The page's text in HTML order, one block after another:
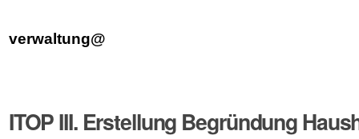
verwaltung@
ITOP III. Erstellung Begründung